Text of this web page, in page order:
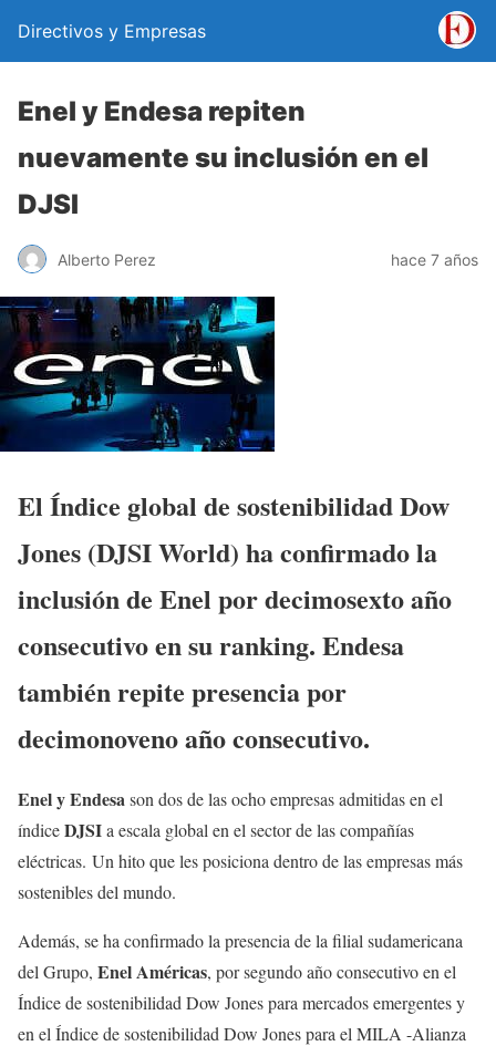
Directivos y Empresas
Enel y Endesa repiten
nuevamente su inclusión en el
DJSI
Alberto Perez hace 7 años
El Índice global de sostenibilidad Dow
Jones (DJSI World) ha confirmado la
inclusión de Enel por decimosexto año
consecutivo en su ranking. Endesa
también repite presencia por
decimonoveno año consecutivo.
Enel y Endesason dos de las ocho empresas admitidas en el
índiceDJSIa escala global en el sector de las compañías
eléctricas. Un hito que les posiciona dentro de las empresas más
sostenibles del mundo.
Además, se ha confirmado la presencia de la filial sudamericana
del Grupo, Enel Américas, por segundo año consecutivo en el
Índice de sostenibilidad Dow Jones para mercados emergentes y
en el Índice de sostenibilidad Dow Jones para el MILA -Alianza